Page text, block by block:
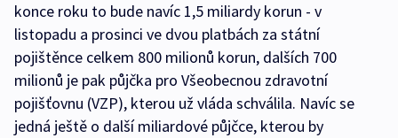
konce roku to bude navíc 1,5 miliardy korun - v
listopadu a prosinci ve dvou platbách za státní
pojištěnce celkem 800 milionů korun, dalších 700
milionů je pak půjčka pro Všeobecnou zdravotní
pojišťovnu (VZP), kterou už vláda schválila. Navíc se
jedná ještě o další miliardové půjčce, kterou by